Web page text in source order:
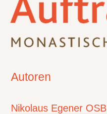
Autoren
Nikolaus Egener OSB